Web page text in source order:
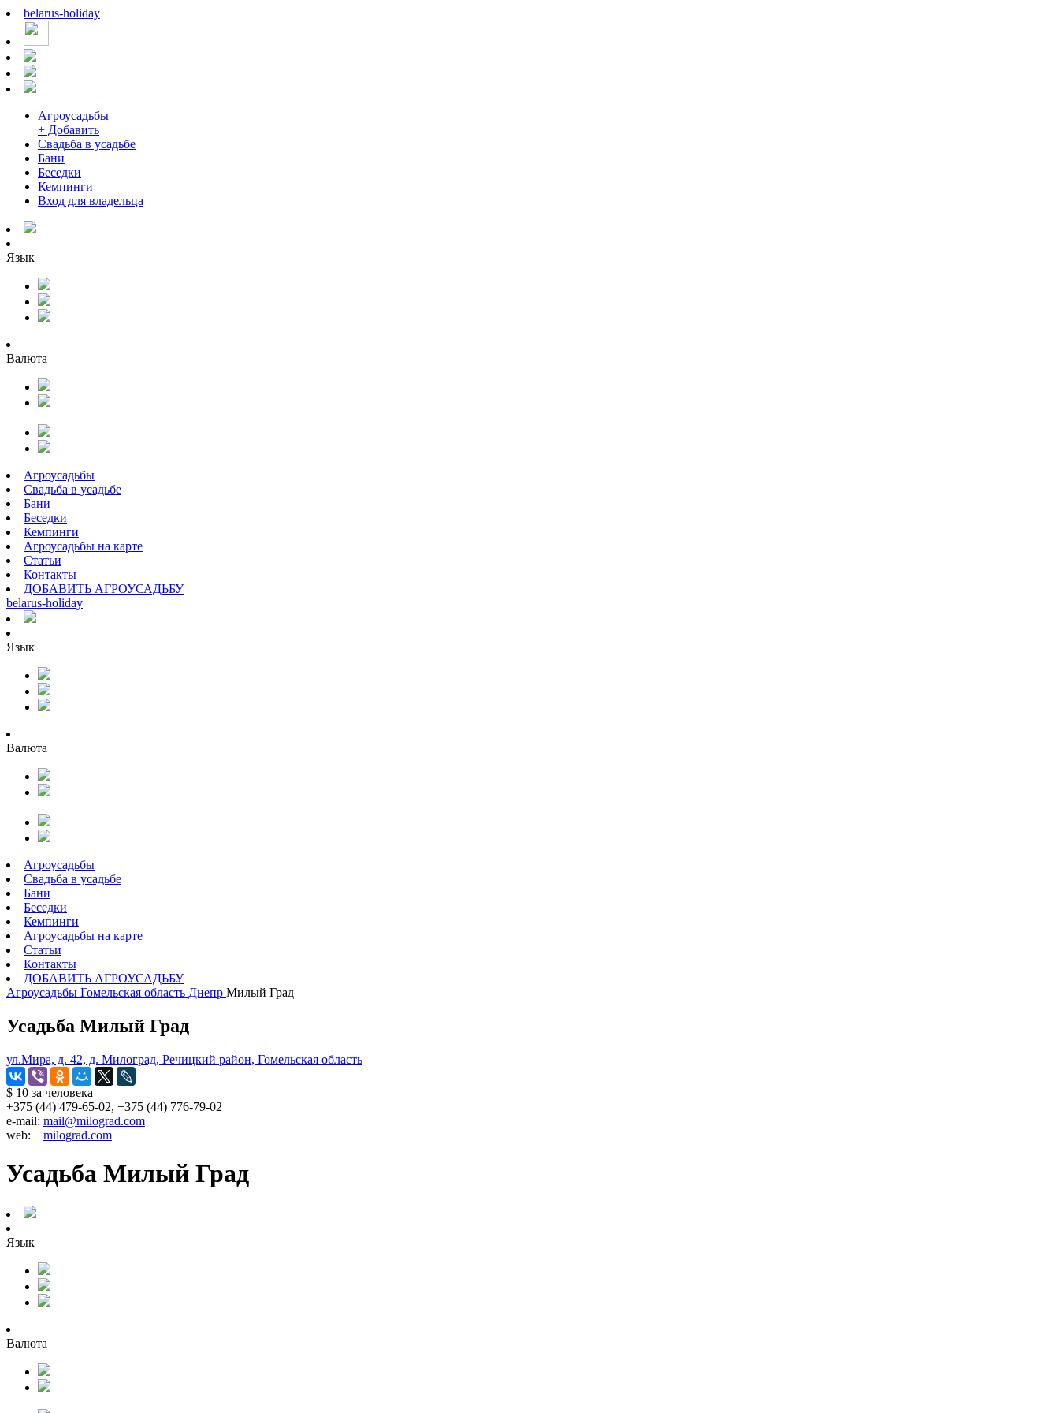
belarus-holiday
Агроусадьбы
+ Добавить
Свадьба в усадьбе
Бани
Беседки
Кемпинги
Вход для владельца
Язык
Валюта
Агроусадьбы
Свадьба в усадьбе
Бани
Беседки
Кемпинги
Агроусадьбы на карте
Статьи
Контакты
ДОБАВИТЬ АГРОУСАДЬБУ
belarus-holiday
Язык
Валюта
Агроусадьбы
Свадьба в усадьбе
Бани
Беседки
Кемпинги
Агроусадьбы на карте
Статьи
Контакты
ДОБАВИТЬ АГРОУСАДЬБУ
Агроусадьбы Гомельская область Днепр Милый Град
Усадьба Милый Град
ул.Мира, д. 42, д. Милоград, Речицкий район, Гомельская область
$ 10 за человека
+375 (44) 479-65-02, +375 (44) 776-79-02
e-mail: mail@milograd.com
web: milograd.com
Усадьба Милый Град
Язык
Валюта